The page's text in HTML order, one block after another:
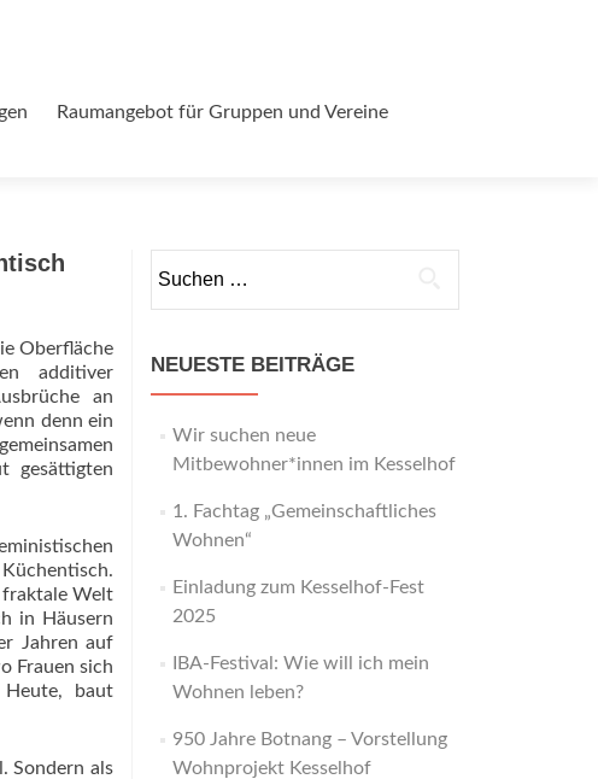
Raumangebot für Gruppen und Vereine
Oberfläche
additiver
an
denn ein
gesättigten
Welt
in Häusern
Jahren auf
Frauen sich
baut
Sondern als
nach:
NEUESTE BEITRÄGE
Wir suchen neue
Mitbewohner*innen im Kesselhof
1. Fachtag „Gemeinschaftliches
Wohnen“
Einladung zum Kesselhof-Fest
2025
IBA-Festival: Wie will ich mein
Wohnen leben?
950 Jahre Botnang – Vorstellung
Wohnprojekt Kesselhof